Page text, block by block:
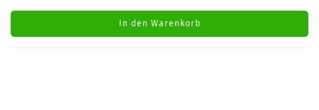
In den Warenkorb